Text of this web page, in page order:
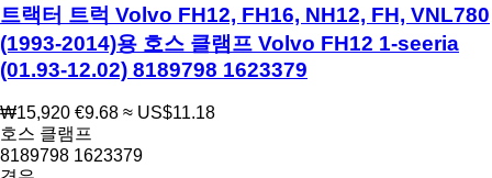
트랙터 트럭 Volvo FH12, FH16, NH12, FH, VNL780
(1993-2014)용 호스 클램프 Volvo FH12 1-seeria
(01.93-12.02) 8189798 1623379
₩15,920 €9.68 ≈ US$11.18
호스 클램프
8189798 1623379